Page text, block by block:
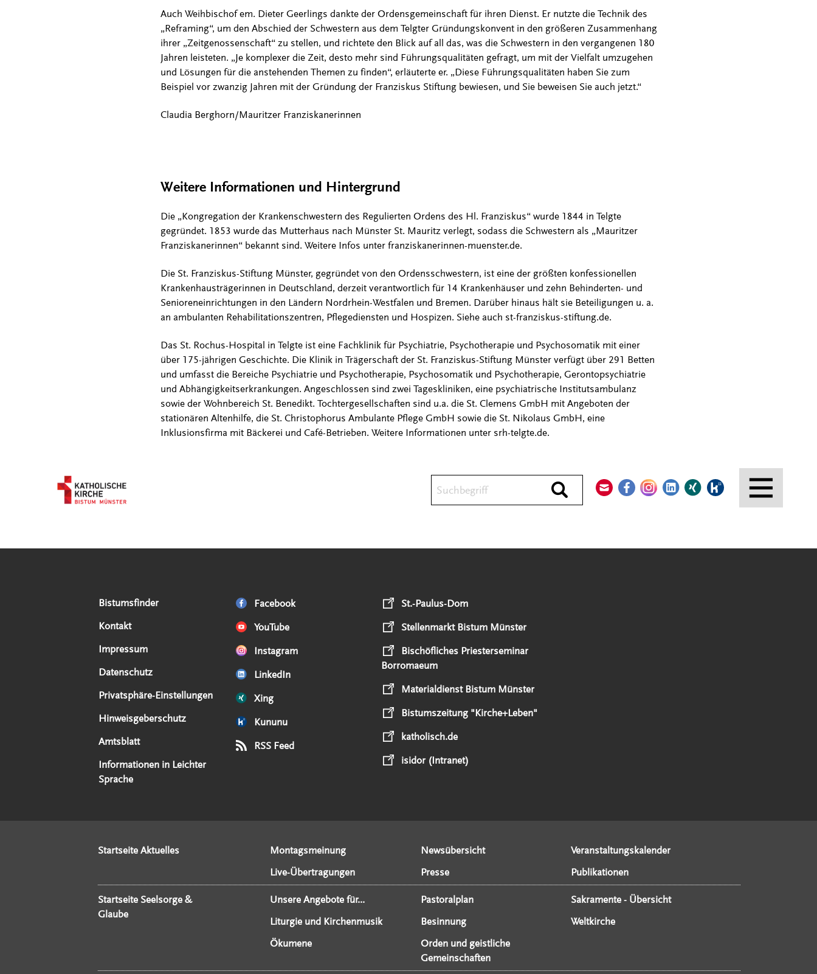
Durchsuchen
Auch Weihbischof em. Dieter Geerlings dankte der Ordensgemeinschaft für ihren Dienst. Er nutzte die Technik des
„Reframing“, um den Abschied der Schwestern aus dem Telgter Gründungskonvent in den größeren Zusammenhang
ihrer „Zeitgenossenschaft“ zu stellen, und richtete den Blick auf all das, was die Schwestern in den vergangenen 180
Jahren leisteten. „Je komplexer die Zeit, desto mehr sind Führungsqualitäten gefragt, um mit der Vielfalt umzugehen
und Lösungen für die anstehenden Themen zu finden“, erläuterte er. „Diese Führungsqualitäten haben Sie zum
Beispiel vor zwanzig Jahren mit der Gründung der Franziskus Stiftung bewiesen, und Sie beweisen Sie auch jetzt.“
Claudia Berghorn/Mauritzer Franziskanerinnen
Weitere Informationen und Hintergrund
Die „Kongregation der Krankenschwestern des Regulierten Ordens des Hl. Franziskus“ wurde 1844 in Telgte
gegründet. 1853 wurde das Mutterhaus nach Münster St. Mauritz verlegt, sodass die Schwestern als „Mauritzer
Franziskanerinnen“ bekannt sind. Weitere Infos unter franziskanerinnen-muenster.de.
Die St. Franziskus-Stiftung Münster, gegründet von den Ordensschwestern, ist eine der größten konfessionellen
Krankenhausträgerinnen in Deutschland, derzeit verantwortlich für 14 Krankenhäuser und zehn Behinderten- und
Senioreneinrichtungen in den Ländern Nordrhein-Westfalen und Bremen. Darüber hinaus hält sie Beteiligungen u. a.
an ambulanten Rehabilitationszentren, Pflegediensten und Hospizen. Siehe auch st-franziskus-stiftung.de.
Das St. Rochus-Hospital in Telgte ist eine Fachklinik für Psychiatrie, Psychotherapie und Psychosomatik mit einer
über 175-jährigen Geschichte. Die Klinik in Trägerschaft der St. Franziskus-Stiftung Münster verfügt über 291 Betten
und umfasst die Bereiche Psychiatrie und Psychotherapie, Psychosomatik und Psychotherapie, Gerontopsychiatrie
und Abhängigkeitserkrankungen. Angeschlossen sind zwei Tageskliniken, eine psychiatrische Institutsambulanz
sowie der Wohnbereich St. Benedikt. Tochtergesellschaften sind u.a. die St. Clemens GmbH mit Angeboten der
stationären Altenhilfe, die St. Christophorus Ambulante Pflege GmbH sowie die St. Nikolaus GmbH, eine
Inklusionsfirma mit Bäckerei und Café-Betrieben. Weitere Informationen unter srh-telgte.de.
Serviceangebote
Bistumsfinder
Kontakt
Impressum
Datenschutz
Privatsphäre-Einstellungen
Hinweisgeberschutz
Amtsblatt
Informationen in Leichter
Sprache
Social Media Angebote Facebook
YouTube
Instagram
LinkedIn
Xing
Kununu
RSS Feed
Externe Links St.-Paulus-Dom
Stellenmarkt Bistum Münster
Bischöfliches Priesterseminar
Borromaeum
Materialdienst Bistum Münster
Bistumszeitung "Kirche+Leben"
katholisch.de
isidor (Intranet)
Startseite Aktuelles Montagsmeinung Newsübersicht
Veranstaltungskalender
Live-Übertragungen
Presse Publikationen
Startseite Seelsorge &
Glaube
Unsere Angebote für... Pastoralplan
Sakramente - Übersicht
Liturgie und Kirchenmusik
Besinnung
Weltkirche
Ökumene
Orden und geistliche
Gemeinschaften